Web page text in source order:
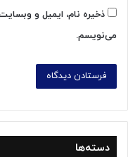
ذخیره نام، ایمیل و
می‌نویسم.
دسته‌ها